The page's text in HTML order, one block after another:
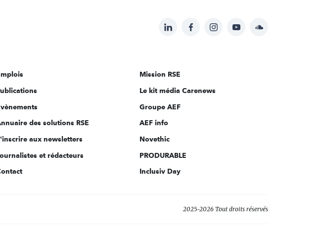
Suivez-
sur:
LinkedInFacebookInstagramYouTubeSoundcloud
des solutions RSE
aux newsletters
et rédacteurs
Mission RSE
Le kit média Carenews
Groupe AEF
AEF info
Novethic
PRODURABLE
Inclusiv Day
2025-2026 Tout droits réservés